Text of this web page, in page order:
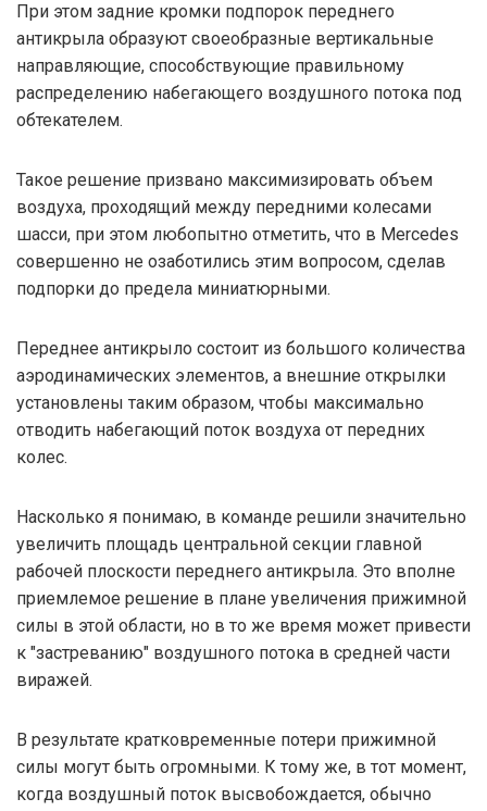
При этом задние кромки подпорок переднего
антикрыла образуют своеобразные вертикальные
направляющие, способствующие правильному
распределению набегающего воздушного потока под
обтекателем.
Такое решение призвано максимизировать объем
воздуха, проходящий между передними колесами
шасси, при этом любопытно отметить, что в Mercedes
совершенно не озаботились этим вопросом, сделав
подпорки до предела миниатюрными.
Переднее антикрыло состоит из большого количества
аэродинамических элементов, а внешние открылки
установлены таким образом, чтобы максимально
отводить набегающий поток воздуха от передних
колес.
Насколько я понимаю, в команде решили значительно
увеличить площадь центральной секции главной
рабочей плоскости переднего антикрыла. Это вполне
приемлемое решение в плане увеличения прижимной
силы в этой области, но в то же время может привести
к "застреванию" воздушного потока в средней части
виражей.
В результате кратковременные потери прижимной
силы могут быть огромными. К тому же, в тот момент,
когда воздушный поток высвобождается, обычно